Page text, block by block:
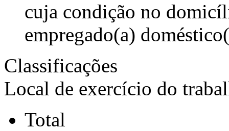
cuja condição no
empregado(a)
Classificações
Local de exercício do
Total